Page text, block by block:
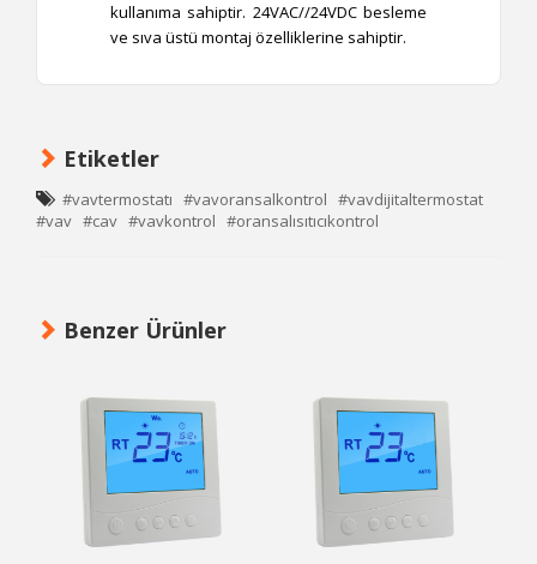
kullanıma sahiptir. 24VAC//24VDC besleme
ve sıva üstü montaj özelliklerine sahiptir.
Etiketler
#vavtermostatı #vavoransalkontrol #vavdijitaltermostat
#vav #cav #vavkontrol #oransalısıtıcıkontrol
Benzer Ürünler